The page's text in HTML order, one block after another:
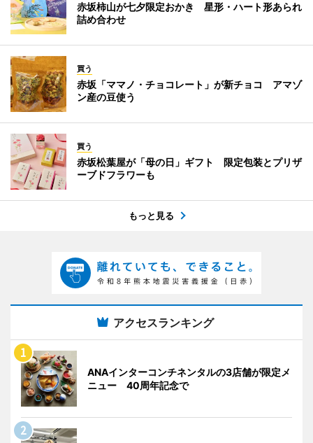
赤坂柿山が七夕限定おかき 星形・ハート形あられ
詰め合わせ
買う
赤坂「ママノ・チョコレート」が新チョコ アマゾ
ン産の豆使う
買う
赤坂松葉屋が「母の日」ギフト 限定包装とプリザ
ーブドフラワーも
もっと見る
アクセスランキング
ANAインターコンチネンタルの3店舗が限定メ
ニュー 40周年記念で